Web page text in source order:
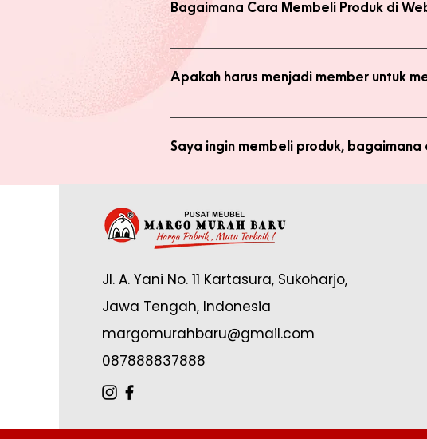
Bagaimana Cara Membeli Produk di
Ada 2 jenis produk yang ada di website, yaitu
Apakah harus menjadi member untuk
Anda tidak perlu bergabung menjadi member
Saya ingin membeli produk,
yang tertulis dan konfirmasikan kepada Admin.
Saya sudah jadi member tapi tidak bisa
Admin di: https://wa.me/6287888837888
Jl. A. Yani No. 11 Kartasura, Sukoharjo,
Jawa Tengah, Indonesia
margomurahbaru@gmail.com
087888837888